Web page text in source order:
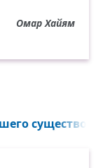
Омар Хайям